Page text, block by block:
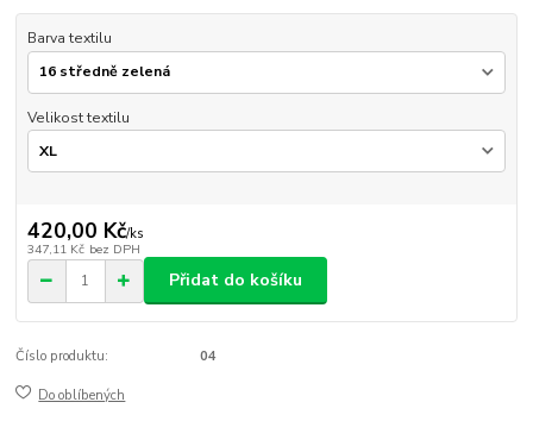
Barva textilu
Velikost textilu
420,00 Kč/ks
347,11 Kč bez DPH
Přidat do košíku
Číslo produktu: 04
Do oblíbených